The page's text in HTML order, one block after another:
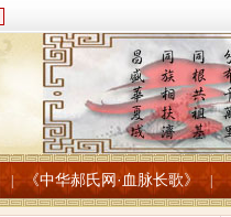
《中华郝氏网·血脉长歌》